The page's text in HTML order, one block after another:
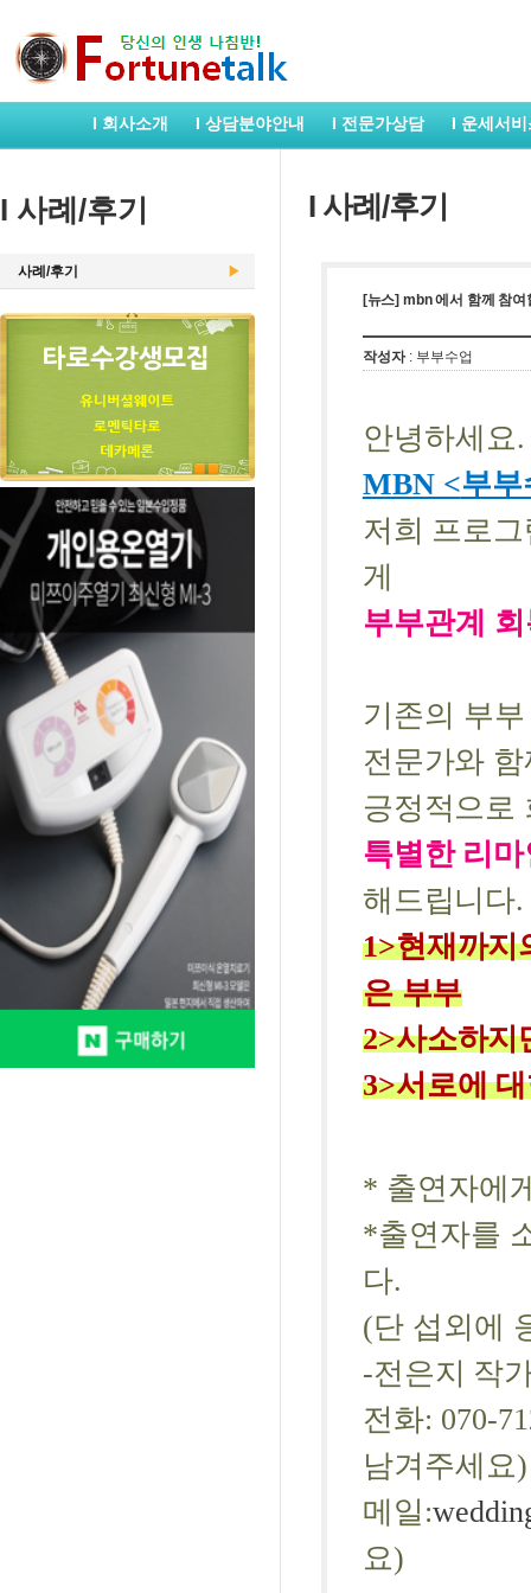
I 회사소개 I 상담분야안내 I 전문가상담 I 운세서비
I 사례/후기
사례/후기
I 사례/후기
[뉴스] mbn 에서 함께 참
작성자: 부부수업
안녕하세요.
MBN <부부
저희 프로
게
부부관계
기존의 부
전문가와
긍정적으로
특별한 리
해드립니다.
1>현재까지
은 부부
2>사소하지
3>서로에
* 출연자에
*출연자를
다.
(단 섭외에
-전은지 작
전화: 070-
남겨주세요)
메일 :
요)